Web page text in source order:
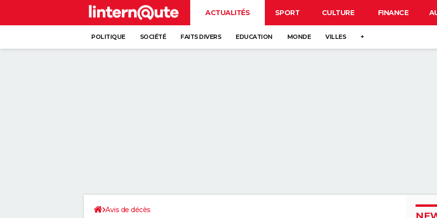
ACTUALITÉS SPORT CULTURE FINANCE
POLITIQUE SOCIÉTÉ FAITS DIVERS EDUCATION MONDE VILLES +
Avis de décès